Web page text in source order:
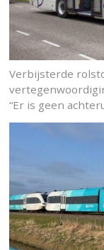
Verbijsterde
“Er is geen